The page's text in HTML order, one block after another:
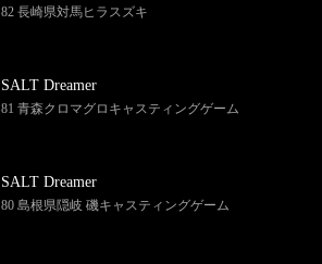
82 長崎県対馬ヒラスズキ
SALT Dreamer
81 青森クロマグロキャスティングゲーム
SALT Dreamer
80 島根県隠岐 磯キャスティングゲーム